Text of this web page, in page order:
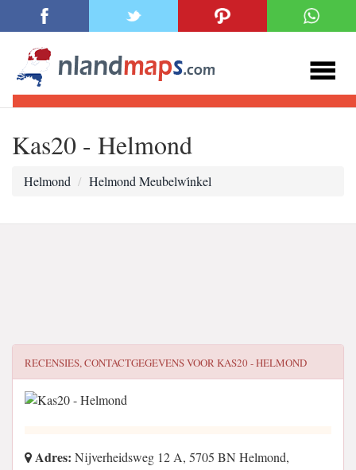
Kas20 - Helmond
Helmond Helmond Meubelwi̇nkel
RECENSIES, CONTACTGEGEVENS VOORKAS20 - HELMOND
Adres: Nijverheidsweg 12 A, 5705 BN Helmond,